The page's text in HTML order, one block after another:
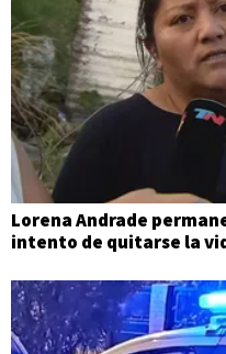
Lorena Andrade
intento de quitarse la